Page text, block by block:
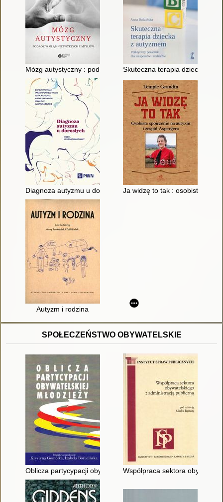
Mózg autystyczny : podróż w głąb niezwykłych umysłów
Skuteczna terapia dziecka z
Diagnoza autyzmu u dorosłych : model neuroafirmatywny
Ja widzę to tak : osobiste
Autyzm i rodzina
SPOŁECZEŃSTWO OBYWATELSKIE
Oblicza partycypacji obywatelskiej młodzieży
Współpraca sektora